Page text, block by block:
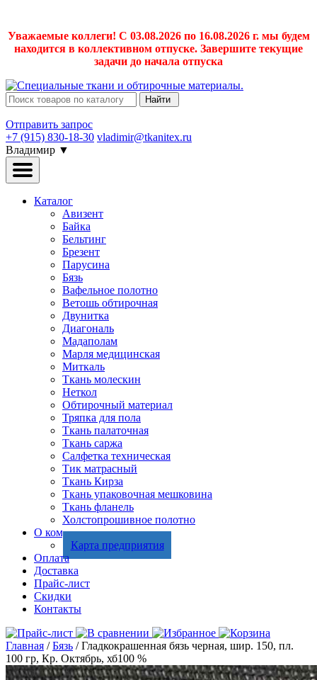
Уважаемые коллеги! С 03.08.2026 по 16.08.2026 г. мы будем
находится в коллективном отпуске. Завершите текущие
задачи до начала отпуска
Найти
Отправить запрос
+7 (915) 830-18-30 vladimir@tkanitex.ru
Владимир ▼
Каталог
Авизент
Байка
Бельтинг
Брезент
Парусина
Бязь
Вафельное полотно
Ветошь обтирочная
Двунитка
Диагональ
Мадаполам
Марля медицинская
Миткаль
Ткань молескин
Неткол
Обтирочный материал
Тряпка для пола
Ткань палаточная
Ткань саржа
Салфетка техническая
Тик матрасный
Ткань Кирза
Ткань упаковочная мешковина
Ткань фланель
Холстопрошивное полотно
О компании
Карта предприятия
Оплата
Доставка
Прайс-лист
Скидки
Контакты
Главная /Бязь / Гладкокрашенная бязь черная, шир. 150, пл.
100 гр, Кр. Октябрь, хб100 %